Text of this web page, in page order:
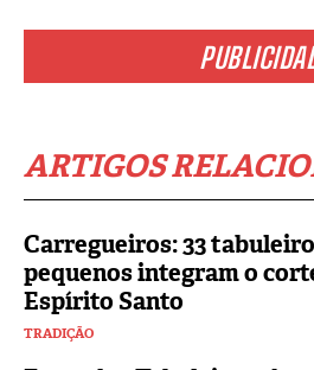
ARTIGOS
Carregueiros: 33
pequenos integram o
Espírito Santo
TRADIÇÃO